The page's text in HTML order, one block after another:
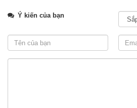
Ý kiến của bạn